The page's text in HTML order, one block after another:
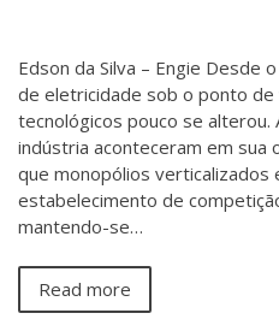
Edson da Silva – Engie Desde
de eletricidade sob o ponto
tecnológicos pouco se
indústria aconteceram em sua
que monopólios verticalizados
estabelecimento de
mantendo-se…
Read more